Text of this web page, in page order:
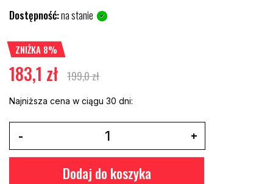
Dostępność:na stanie
ZNIŻKA 8%
183,1 zł 199,0 zł
Najniższa cena w ciągu 30 dni:
Dodaj do koszyka